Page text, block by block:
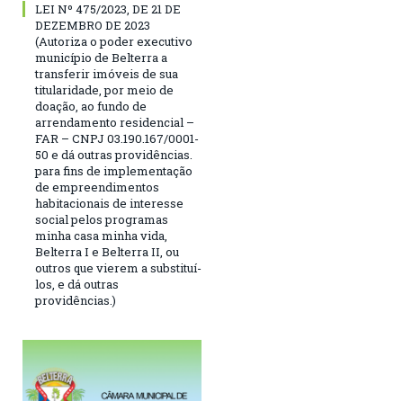
LEI Nº 475/2023, DE 21 DE
DEZEMBRO DE 2023
(Autoriza o poder executivo
município de Belterra a
transferir imóveis de sua
titularidade, por meio de
doação, ao fundo de
arrendamento residencial –
FAR – CNPJ 03.190.167/0001-
50 e dá outras providências.
para fins de implementação
de empreendimentos
habitacionais de interesse
social pelos programas
minha casa minha vida,
Belterra I e Belterra II, ou
outros que vierem a substituí-
los, e dá outras
providências.)